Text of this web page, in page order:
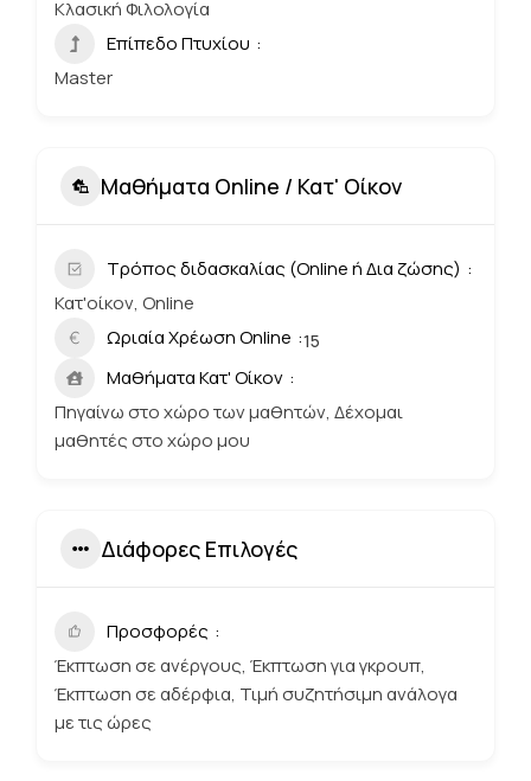
Κλασική Φιλολογία
Επίπεδο Πτυχίου
Master
Μαθήματα Online / Κατ' Οίκον
Τρόπος διδασκαλίας (Online ή Δια ζώσης)
Κατ'οίκον, Online
Ωριαία Χρέωση Online 15
Μαθήματα Κατ' Οίκον
Πηγαίνω στο χώρο των μαθητών, Δέχομαι
μαθητές στο χώρο μου
Διάφορες Επιλογές
Προσφορές
Έκπτωση σε ανέργους, Έκπτωση για γκρουπ,
Έκπτωση σε αδέρφια, Τιμή συζητήσιμη ανάλογα
με τις ώρες